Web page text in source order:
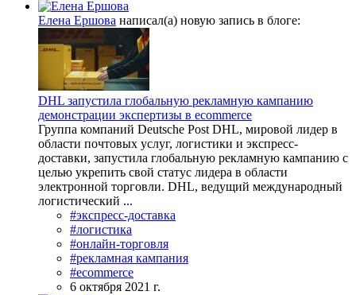
Елена Ершова написал(а) новую запись в блоге:
DHL запустила глобальную рекламную кампанию
демонстрации экспертизы в ecommerce
Группа компаний Deutsche Post DHL, мировой лидер в
области почтовых услуг, логистики и экспресс-
доставки, запустила глобальную рекламную кампанию с
целью укрепить свой статус лидера в области
электронной торговли. DHL, ведущий международный
логистический ...
#экспресс-доставка
#логистика
#онлайн-торговля
#рекламная кампания
#ecommerce
6 октября 2021 г.